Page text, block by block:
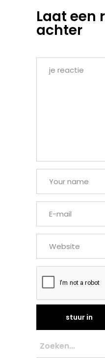
Laat een
achter